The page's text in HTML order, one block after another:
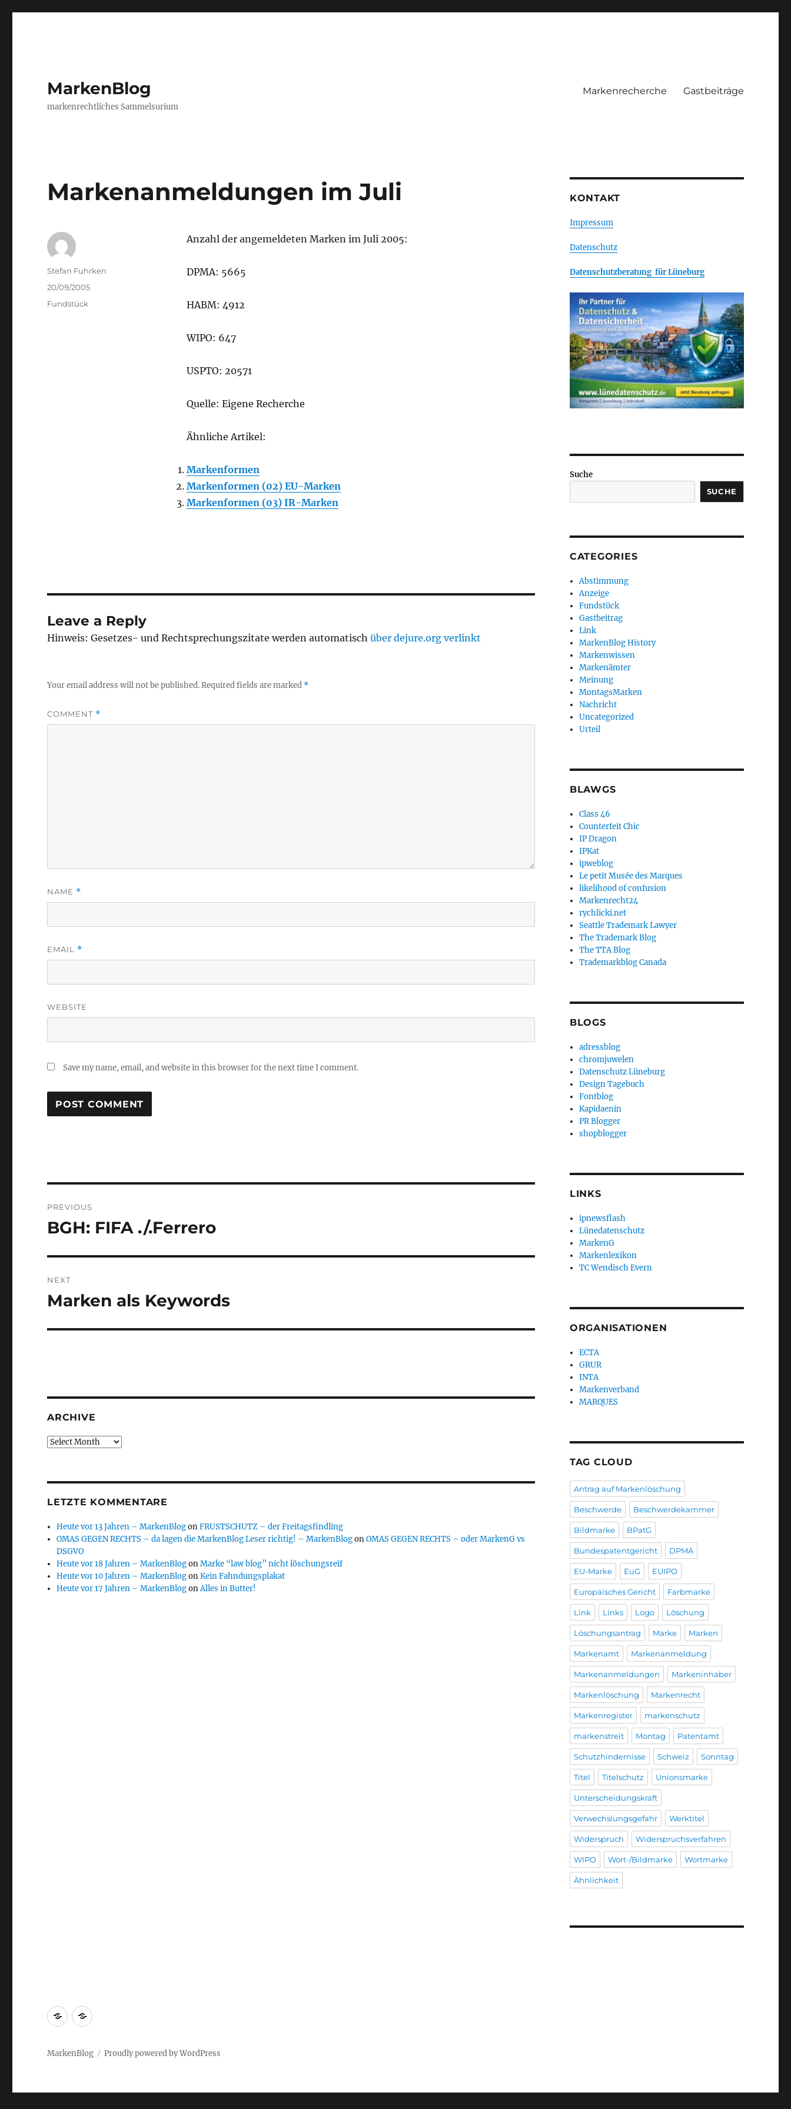
MarkenBlog
markenrechtliches Sammelsurium
Markenrecherche Gastbeiträge
Markenanmeldungen im Juli
Anzahl der angemeldeten Marken im Juli 2005:
DPMA: 5665
HABM: 4912
WIPO: 647
USPTO: 20571
Quelle: Eigene Recherche
Ähnliche Artikel:
Markenformen
Markenformen (02) EU-Marken
Markenformen (03) IR-Marken
Author
Stefan Fuhrken
Posted
20/09/2005
Categories
Fundstück
Leave a Reply
Hinweis: Gesetzes- und Rechtsprechungszitate werden automatischüber dejure.org verlinkt
Your email address will not be published.Required fields are marked *
COMMENT *
NAME *
EMAIL *
WEBSITE
Save my name, email, and website in this browser for the next time I comment.
navigation
PREVIOUS
Previous
BGH: FIFA ./.Ferrero
NEXT
Next
Marken als Keywords
ARCHIVE
Archive
LETZTE KOMMENTARE
Heute vor 13 Jahren – MarkenBlogonFRUSTSCHUTZ – der Freitagsfindling
OMAS GEGEN RECHTS – da lagen die MarkenBlog Leser richtig! – MarkenBlogonOMAS GEGEN RECHTS – oder MarkenG vs
DSGVO
Heute vor 18 Jahren – MarkenBlogonMarke “law blog” nicht löschungsreif
Heute vor 10 Jahren – MarkenBlogonKein Fahndungsplakat
Heute vor 17 Jahren – MarkenBlogonAlles in Butter!
KONTAKT
Impressum
Datenschutz
Datenschutzberatung für Lüneburg
Suche
SUCHE
CATEGORIES
Abstimmung
Anzeige
Fundstück
Gastbeitrag
Link
MarkenBlog History
Markenwissen
Markenämter
Meinung
MontagsMarken
Nachricht
Uncategorized
Urteil
BLAWGS
Class 46
Counterfeit Chic
IP Dragon
IPKat
ipweblog
Le petit Musée des Marques
likelihood of confusion
Markenrecht24
rychlicki.net
Seattle Trademark Lawyer
The Trademark Blog
The TTA Blog
Trademarkblog Canada
BLOGS
adressblog
chromjuwelen
Datenschutz Lüneburg
Design Tagebuch
Fontblog
Kapidaenin
PR Blogger
shopblogger
LINKS
ipnewsflash
Lünedatenschutz
MarkenG
Markenlexikon
TC Wendisch Evern
ORGANISATIONEN
ECTA
GRUR
INTA
Markenverband
MARQUES
TAG CLOUD
Antrag auf Markenlöschung
Beschwerde Beschwerdekammer
Bildmarke BPatG
Bundespatentgericht DPMA
EU-Marke EuG EUIPO
Europäisches Gericht Farbmarke
Link Links Logo Löschung
Löschungsantrag Marke Marken
Markenamt Markenanmeldung
Markenanmeldungen Markeninhaber
Markenlöschung Markenrecht
Markenregister markenschutz
markenstreit Montag Patentamt
Schutzhindernisse Schweiz Sonntag
Titel Titelschutz Unionsmarke
Unterscheidungskraft
Verwechslungsgefahr Werktitel
Widerspruch Widerspruchsverfahren
WIPO Wort-/Bildmarke Wortmarke
Ähnlichkeit
Markenrecherche
Gastbeiträge
MarkenBlog Proudly powered by WordPress